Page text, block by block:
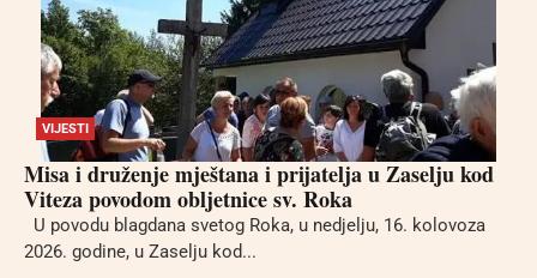
VIJESTI
Misa i druženje mještana i prijatelja u Zaselju kod
Viteza povodom obljetnice sv. Roka
U povodu blagdana svetog Roka, u nedjelju, 16. kolovoza
2026. godine, u Zaselju kod...